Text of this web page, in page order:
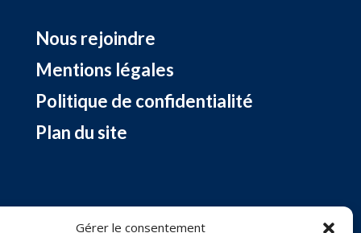
Gérer le consentement
Nous rejoindre
Mentions légales
Politique de confidentialité
Plan du site